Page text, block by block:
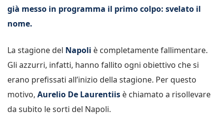
già messo in programma il primo colpo: svelato il
nome.
La stagione del Napoli è completamente fallimentare.
Gli azzurri, infatti, hanno fallito ogni obiettivo che si
erano prefissati all’inizio della stagione. Per questo
motivo, Aurelio De Laurentiis è chiamato a risollevare
da subito le sorti del Napoli.